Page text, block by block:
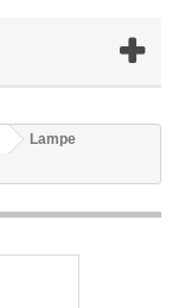
Lampe